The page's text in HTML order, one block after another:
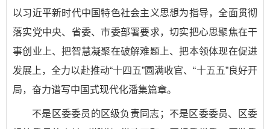
以习近平新时代中国特色社会主义思想为指导，全面贯彻
落实党中央、省委、市委部署要求，切实把心思聚焦在干
事创业上、把智慧凝聚在破解难题上、把本领体现在促进
发展上，全力以赴推动“十四五”圆满收官、“十五五”良好开
局，奋力谱写中国式现代化潘集篇章。
不是区委委员的区级负责同志；不是区委委员、区委